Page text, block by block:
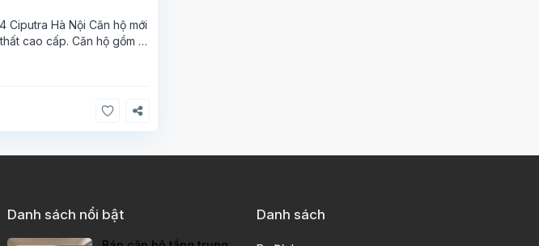
Ciputra Hà Nội Căn hộ mới
cao cấp. Căn hộ gồm 2
phòng khách, phòng
Danh sách nổi bật Danh sách